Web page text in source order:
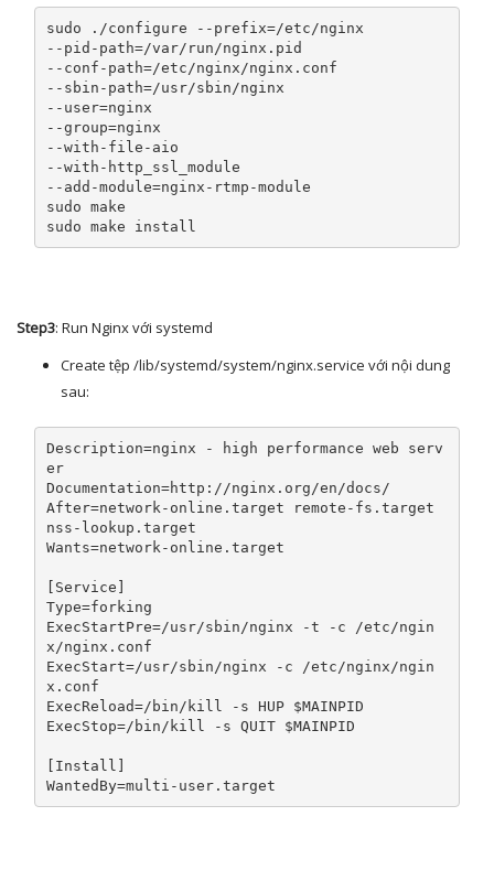
sudo ./configure -- prefix=/etc/
-- pid - path=/var/ run /nginx .
-- conf - path=/etc/nginx /nginx .
-- sbin - path=/usr/sbin /
-- user=
--group=
--with - file -
--with -
-- add -module=nginx - rtmp -module
sudo make
sudo make install
Step3: Run Nginx với systemd
Create tệp /lib/systemd/system/nginx.service với nội dung
sau:
Description=nginx - high performance web serv
er
Documentation=http : //nginx.org/en/docs/
After=network - online . target remote - fs . target
nss - lookup .
Wants=network - online . target
[ Service ]
Type=
ExecStartPre=/usr/sbin /nginx -t - c /etc /ngin
x /nginx .
ExecStart=/usr/sbin /nginx - c /etc /nginx /ngin
x .
ExecReload=/bin/ kill -
ExecStop=/bin/ kill - s QUIT $MAINPID
[ Install ]
WantedBy=multi - user. target